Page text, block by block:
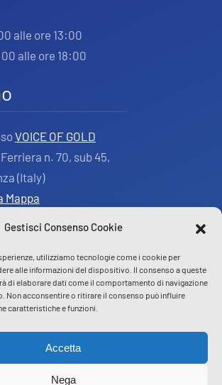
Gestisci Consenso Cookie
utilizziamo tecnologie come i cookie per
alle informazioni del dispositivo. Il consenso a queste
di elaborare dati come il comportamento di navigazione
Non acconsentire o ritirare il consenso può influire
caratteristiche e funzioni.
Accetta
Nega
alle ore 13:00
alle ore 18:00
VOICE OF GOLD
n. 70, sub 45,
(Italy)
Mappa
è un brand di PALLADIOLAB SRL
FOLLOW US :